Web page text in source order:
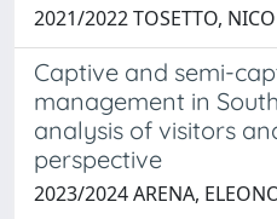
2021/2022 TOSETTO, NICO
Captive and semi-
management in
analysis of visitors
perspective
2023/2024 ARENA,